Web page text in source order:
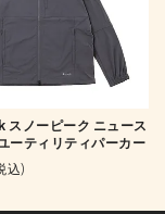
ノーピーク ニュース
ーティリティパーカー
込)